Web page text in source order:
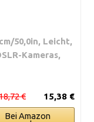
50,0in, Leicht,
Kameras,
15,38 €
€
Bei Amazon